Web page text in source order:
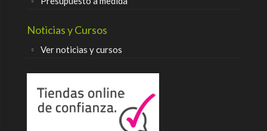
Noticias y Cursos
Ver noticias y cursos